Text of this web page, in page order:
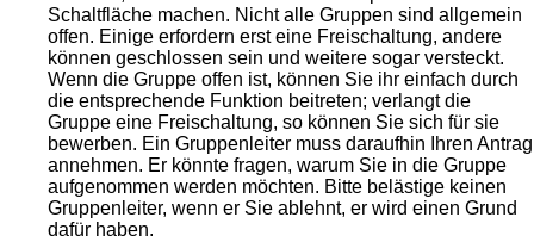
Schaltfläche machen. Nicht alle Gruppen sind allgemein
offen. Einige erfordern erst eine Freischaltung, andere
können geschlossen sein und weitere sogar versteckt.
Wenn die Gruppe offen ist, können Sie ihr einfach durch
die entsprechende Funktion beitreten; verlangt die
Gruppe eine Freischaltung, so können Sie sich für sie
bewerben. Ein Gruppenleiter muss daraufhin Ihren Antrag
annehmen. Er könnte fragen, warum Sie in die Gruppe
aufgenommen werden möchten. Bitte belästige keinen
Gruppenleiter, wenn er Sie ablehnt, er wird einen Grund
dafür haben.